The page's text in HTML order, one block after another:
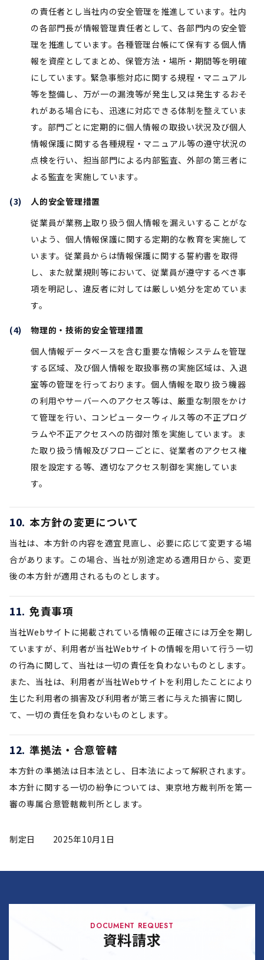
の責任者とし当社内の安全管理を推進しています。社内
の各部門長が情報管理責任者として、各部門内の安全管
理を推進しています。各種管理台帳にて保有する個人情
報を資産としてまとめ、保管方法・場所・期間等を明確
にしています。緊急事態対応に関する規程・マニュアル
等を整備し、万が一の漏洩等が発生し又は発生するおそ
れがある場合にも、迅速に対応できる体制を整えていま
す。部門ごとに定期的に個人情報の取扱い状況及び個人
情報保護に関する各種規程・マニュアル等の遵守状況の
点検を行い、担当部門による内部監査、外部の第三者に
よる監査を実施しています。
人的安全管理措置
従業員が業務上取り扱う個人情報を漏えいすることがな
いよう、個人情報保護に関する定期的な教育を実施して
います。従業員からは情報保護に関する誓約書を取得
し、また就業規則等において、従業員が遵守するべき事
項を明記し、違反者に対しては厳しい処分を定めていま
す。
物理的・技術的安全管理措置
個人情報データベースを含む重要な情報システムを管理
する区域、及び個人情報を取扱事務の実施区域は、入退
室等の管理を行っております。個人情報を取り扱う機器
の利用やサーバーへのアクセス等は、厳重な制限をかけ
て管理を行い、コンピューターウィルス等の不正プログ
ラムや不正アクセスへの防御対策を実施しています。ま
た取り扱う情報及びフローごとに、従業者のアクセス権
限を設定する等、適切なアクセス制御を実施していま
す。
本方針の変更について
当社は、本方針の内容を適宜見直し、必要に応じて変更する場
合があります。この場合、当社が別途定める適用日から、変更
後の本方針が適用されるものとします。
免責事項
当社Webサイトに掲載されている情報の正確さには万全を期し
ていますが、利用者が当社Webサイトの情報を用いて行う一切
の行為に関して、当社は一切の責任を負わないものとします。
また、当社は、利用者が当社Webサイトを利用したことにより
生じた利用者の損害及び利用者が第三者に与えた損害に関し
て、一切の責任を負わないものとします。
準拠法・合意管轄
本方針の準拠法は日本法とし、日本法によって解釈されます。
本方針に関する一切の紛争については、東京地方裁判所を第一
審の専属合意管轄裁判所とします。
制定日 2025年10月1日
DOCUMENT REQUEST
資料請求